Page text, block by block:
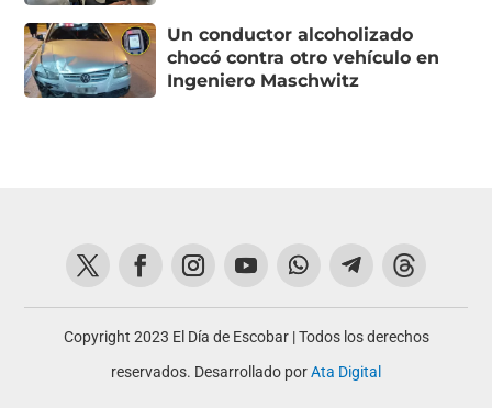
Un conductor alcoholizado
chocó contra otro vehículo en
Ingeniero Maschwitz
Copyright 2023 El Día de Escobar | Todos los derechos
reservados. Desarrollado porAta Digital